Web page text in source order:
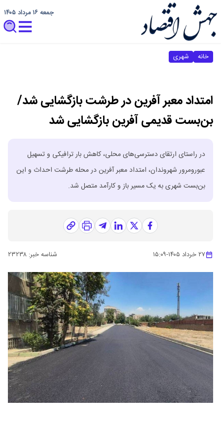
جمعه ۱۶ مرداد ۱۴۰۵
خانه شهری
امتداد معبر آفرین در طرشت بازگشایی شد/
بن‌بست قدیمی آفرین بازگشایی شد
در راستای ارتقای دسترسی‌های محلی، کاهش بار ترافیکی و تسهیل
عبورومرور شهروندان، امتداد معبر آفرین در محله طرشت احداث و این
بن‌بست شهری به یک مسیر باز و کارآمد متصل شد.
۲۷ خرداد ۱۴۰۵ -۱۵:۰۹ شناسه خبر: ۲۳۲۳۸